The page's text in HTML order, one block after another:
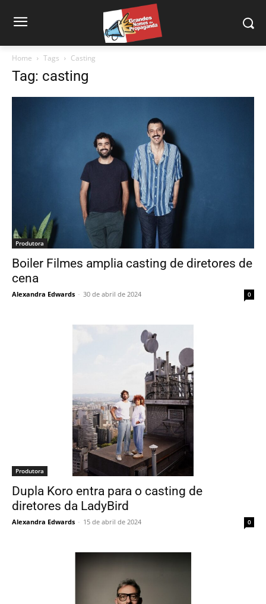
Home Tags Casting
Tag: casting
Produtora
Boiler Filmes amplia casting de diretores de
cena
Alexandra Edwards - 30 de abril de 2024 0
Produtora
Dupla Koro entra para o casting de
diretores da LadyBird
Alexandra Edwards - 15 de abril de 2024 0